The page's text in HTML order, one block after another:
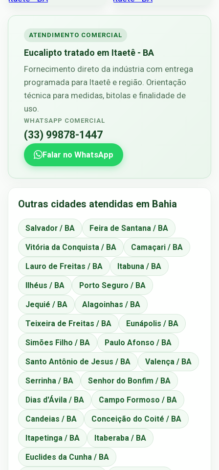
ATENDIMENTO COMERCIAL
Eucalipto tratado em Itaetê - BA
Fornecimento direto da indústria com entrega
programada para Itaetê e região. Orientação
técnica para medidas, bitolas e finalidade de
uso.
WHATSAPP COMERCIAL
(33) 99878-1447
Falar no WhatsApp
Outras cidades atendidas em Bahia
Salvador / BA Feira de Santana / BA
Vitória da Conquista / BA Camaçari / BA
Lauro de Freitas / BA Itabuna / BA
Ilhéus / BA Porto Seguro / BA
Jequié / BA Alagoinhas / BA
Teixeira de Freitas / BA Eunápolis / BA
Simões Filho / BA Paulo Afonso / BA
Santo Antônio de Jesus / BA Valença / BA
Serrinha / BA Senhor do Bonfim / BA
Dias d'Ávila / BA Campo Formoso / BA
Candeias / BA Conceição do Coité / BA
Itapetinga / BA Itaberaba / BA
Euclides da Cunha / BA